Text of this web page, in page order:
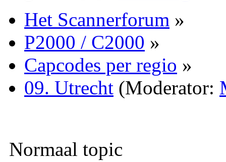
Het Scannerforum »
P2000 / C2000 »
Capcodes per regio »
09. Utrecht (Moderator:
Normaal topic